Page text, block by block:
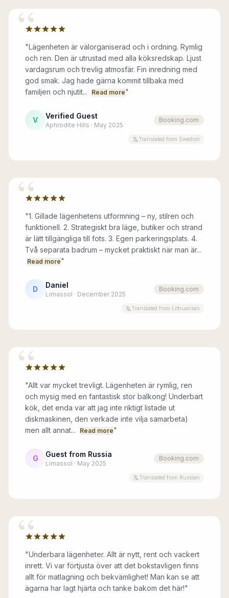
“
"Lägenheten är välorganiserad och i ordning. Rymlig
och ren. Den är utrustad med alla köksredskap. Ljust
vardagsrum och trevlig atmosfär. Fin inredning med
god smak. Jag hade gärna kommit tillbaka med
familjen och njutit...
Read more"
V Verified Guest
Aphrodite Hills · May 2025
Booking.com
Translated from Swedish
“
"1. Gillade lägenhetens utformning – ny, stilren och
funktionell. 2. Strategiskt bra läge, butiker och strand
är lätt tillgängliga till fots. 3. Egen parkeringsplats. 4.
Två separata badrum – mycket praktiskt när man är...
Read more"
D Daniel
Limassol · December 2025
Booking.com
Translated from Lithuanian
“
"Allt var mycket trevligt. Lägenheten är rymlig, ren
och mysig med en fantastisk stor balkong! Underbart
kök, det enda var att jag inte riktigt listade ut
diskmaskinen, den verkade inte vilja samarbeta)
men allt annat...
Read more"
G Guest from Russia
Limassol · May 2025
Booking.com
Translated from Russian
“"Underbara lägenheter. Allt är nytt, rent och vackert
inrett. Vi var förtjusta över att det bokstavligen finns
allt för matlagning och bekvämlighet! Man kan se att
ägarna har lagt hjärta och tanke bakom det här!"